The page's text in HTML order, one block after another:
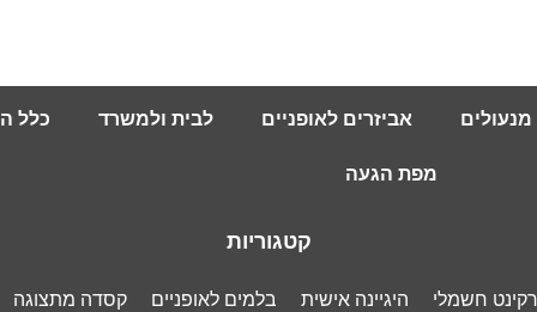
מנעולים אביזרים לאופניים לבית ולמשרד כלל
מפת הגעה
קטגוריות
חשמלי היגיינה אישית בלמים לאופניים קסדה מתצוגה